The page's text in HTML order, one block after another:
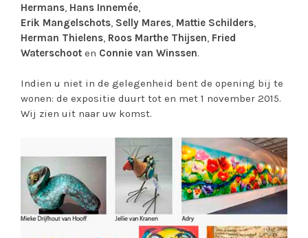
Hermans, Hans Innemée,
Erik Mangelschots, Selly Mares, Mattie Schilders,
Herman Thielens, Roos Marthe Thijsen, Fried
Waterschoot en Connie van Winssen.
Indien u niet in de gelegenheid bent de opening bij te
wonen: de expositie duurt tot en met 1 november 2015.
Wij zien uit naar uw komst.